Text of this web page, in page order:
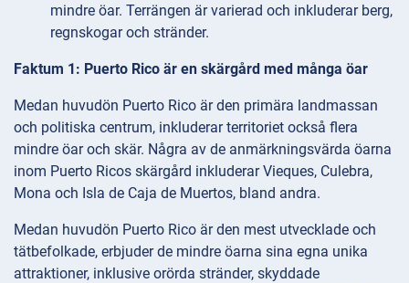
mindre öar. Terrängen är varierad och inkluderar berg,
regnskogar och stränder.
Faktum 1: Puerto Rico är en skärgård med många öar
Medan huvudön Puerto Rico är den primära landmassan
och politiska centrum, inkluderar territoriet också flera
mindre öar och skär. Några av de anmärkningsvärda öarna
inom Puerto Ricos skärgård inkluderar Vieques, Culebra,
Mona och Isla de Caja de Muertos, bland andra.
Medan huvudön Puerto Rico är den mest utvecklade och
tätbefolkade, erbjuder de mindre öarna sina egna unika
attraktioner, inklusive orörda stränder, skyddade